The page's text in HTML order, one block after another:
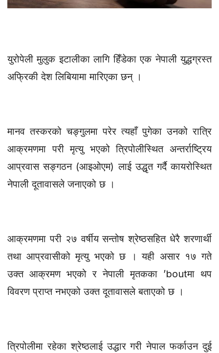
युरोपेली मुलुक इटालीका लागि हिँडेका एक नेपाली युद्धग्रस्त
अफ्रिकी देश लिबियामा मारिएका छन् ।
मानव तस्करको चङ्गुलमा परेर त्यहाँ पुगेका उनको रात्रि
आक्रमणमा परी मृत्यु भएको त्रिपोलीस्थित अन्तर्राष्ट्रिय
आप्रवास सङ्गठन (आइओएम) लाई उद्धृत गर्दै कायरोस्थित
नेपाली दूतावासले जनाएको छ ।
आक्रमणमा परी २७ वर्षीय सन्तोष श्रेष्ठसहित धेरै शरणार्थी
तथा आप्रवासीको मृत्यु भएको छ । यही असार १७ गते
उक्त आक्रमण भएको र नेपाली मृतकका ’boutमा थप
विवरण प्राप्त नभएको उक्त दूतावासले बताएको छ ।
त्रिपोलीमा रहेका श्रेष्ठलाई उद्धार गरी नेपाल फर्काउन दुई